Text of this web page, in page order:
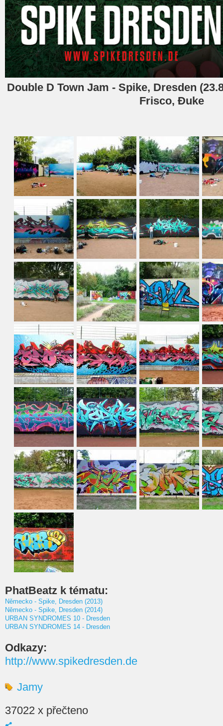
Double D Town Jam - Spike, Dresden
Frisco, Đuke
PhatBeatz k tématu:
Německo - Spike, Dresden (2013)
Německo - Spike, Dresden (2014)
URBAN SYNDROMES 10 - Dresden
URBAN SYNDROMES 14 - Dresden
Odkazy:
http://www.spikedresden.de
Jamy
37022 x přečteno